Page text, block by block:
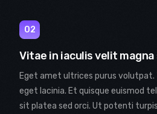
02
Vitae in iaculis velit
Eget amet ultrices purus
eget lacinia. Et quisque euismod
sit platea sed orci. Ut potenti